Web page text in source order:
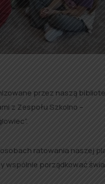
przez naszą
z Zespołu Szkolno –
ratowania naszej
wspólnie porządkować